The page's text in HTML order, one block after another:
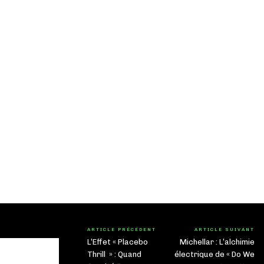
ARTICLE PRÉCÉDENT
L’Effet « Placebo
Thrill » : Quand
ARTICLE SUIVANT
Michellar : L’alchimie
électrique de « Do We